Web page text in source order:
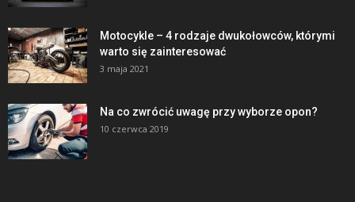
Motocykle – 4 rodzaje dwukołowców, którymi
warto się zainteresować
3 maja 2021
Na co zwrócić uwagę przy wyborze opon?
10 czerwca 2019